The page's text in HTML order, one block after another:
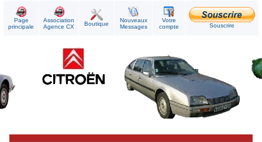
Page
principale
Association
Agence CX
Boutique
Nouveaux
Messages
Votre
compte
Souscrire